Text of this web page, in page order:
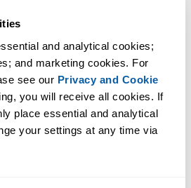
and analytical cookies;
and marketing cookies. For
see our Privacy and Cookie
you will receive all cookies. If
place essential and analytical
your settings at any time via